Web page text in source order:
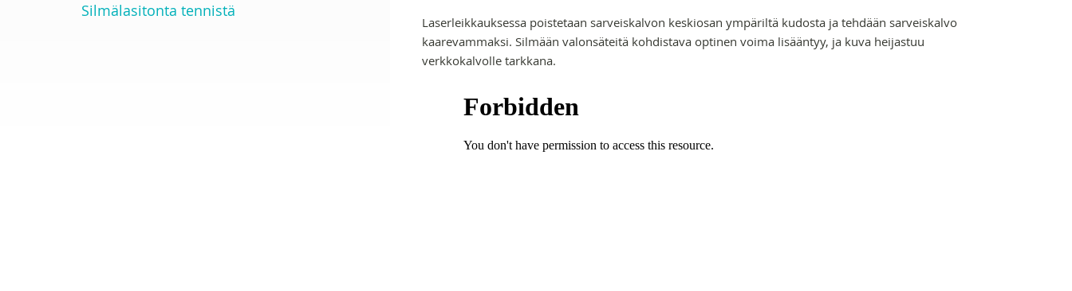
Laserleikkauksessa poistetaan sarveiskalvon keskiosan ympäriltä kudosta ja tehdään sarveiskalvo
kaarevammaksi. Silmään valonsäteitä kohdistava optinen voima lisääntyy, ja kuva heijastuu
verkkokalvolle tarkkana.
Silmälasitonta tennistä